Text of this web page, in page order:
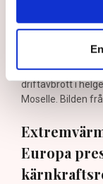
Kärnkraftverket
driftavbrott i
Moselle. Bilden
Europa